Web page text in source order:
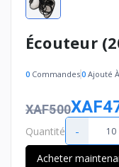
Écouteur
0 Commandes0 Ajouté
XAF500
Quantité -
Acheter